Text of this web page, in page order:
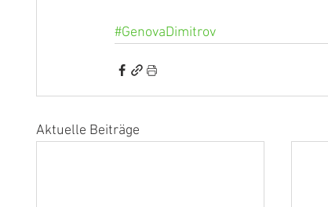
#GenovaDimitrov
Aktuelle Beiträge